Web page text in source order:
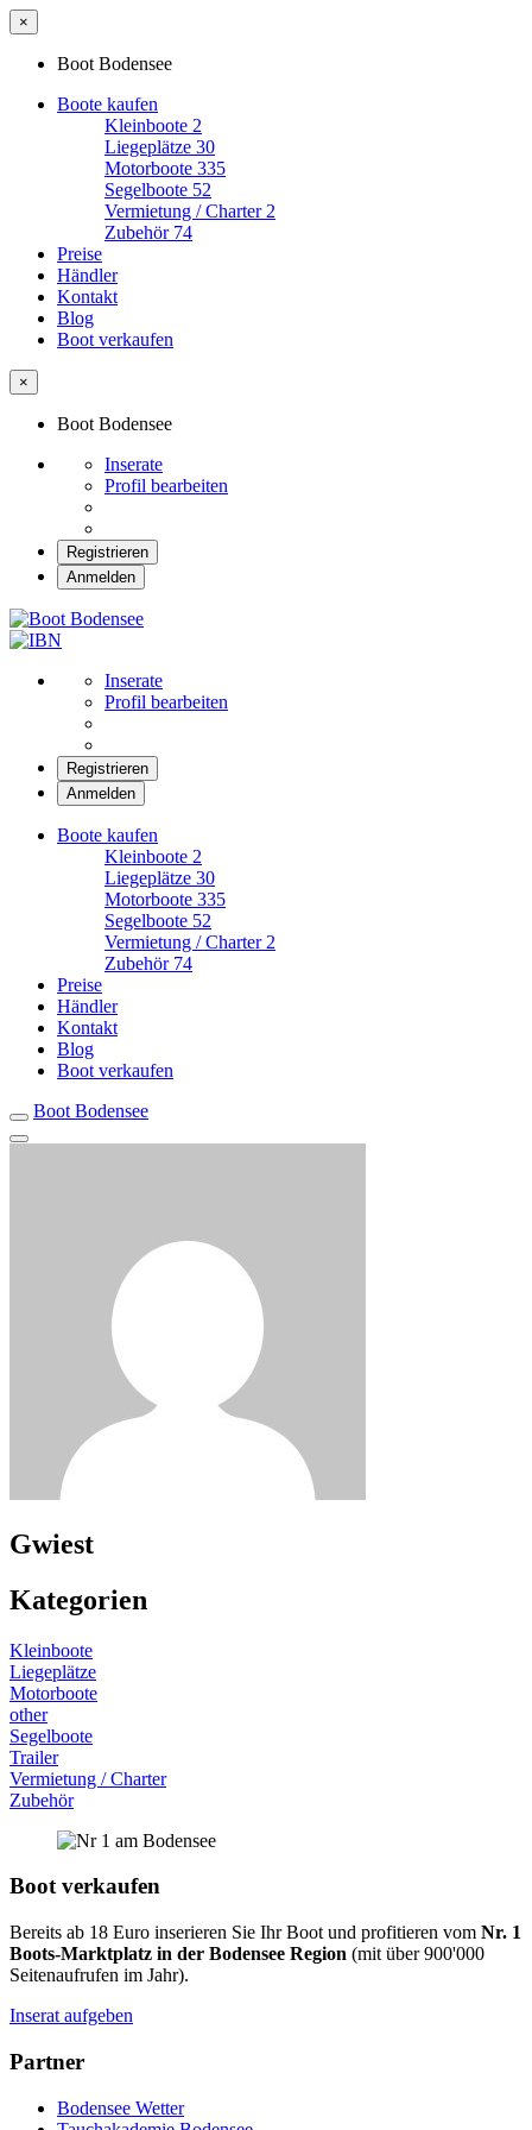
×
Boot Bodensee
Boote kaufen
Kleinboote 2
Liegeplätze 30
Motorboote 335
Segelboote 52
Vermietung / Charter 2
Zubehör 74
Preise
Händler
Kontakt
Blog
Boot verkaufen
×
Boot Bodensee
Inserate
Profil bearbeiten
Registrieren
Anmelden
Inserate
Profil bearbeiten
Registrieren
Anmelden
Boote kaufen
Kleinboote 2
Liegeplätze 30
Motorboote 335
Segelboote 52
Vermietung / Charter 2
Zubehör 74
Preise
Händler
Kontakt
Blog
Boot verkaufen
Boot Bodensee
Gwiest
Kategorien
Kleinboote
Liegeplätze
Motorboote
other
Segelboote
Trailer
Vermietung / Charter
Zubehör
Boot verkaufen
Bereits ab 18 Euro inserieren Sie Ihr Boot und profitieren vom Nr. 1
Boots-Marktplatz in der Bodensee Region (mit über 900'000
Seitenaufrufen im Jahr).
Inserat aufgeben
Partner
Bodensee Wetter